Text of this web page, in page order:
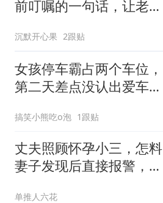
前叮嘱的一句话，让老板
沉默开心果 2跟贴
女孩停车霸占两个车位，
第二天差点没认出爱车，
搞笑小熊吃o泡 1跟贴
丈夫照顾怀孕小三，怎料
妻子发现后直接报警，这
单推人六花